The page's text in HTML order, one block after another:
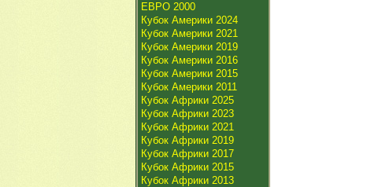
ЕВРО 2000
Кубок Америки 2024
Кубок Америки 2021
Кубок Америки 2019
Кубок Америки 2016
Кубок Америки 2015
Кубок Америки 2011
Кубок Африки 2025
Кубок Африки 2023
Кубок Африки 2021
Кубок Африки 2019
Кубок Африки 2017
Кубок Африки 2015
Кубок Африки 2013